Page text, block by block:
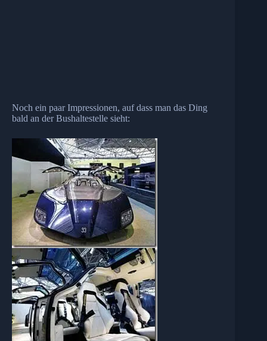
Noch ein paar Impressionen, auf dass man das Ding
bald an der Bushaltestelle sieht: